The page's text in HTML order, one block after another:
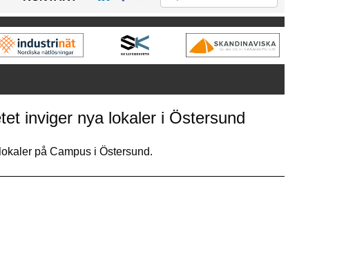
inviger nya lokaler i Östersund
på Campus i Östersund.